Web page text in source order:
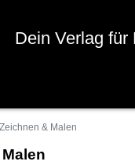
Dein Verlag für
Zeichnen & Malen